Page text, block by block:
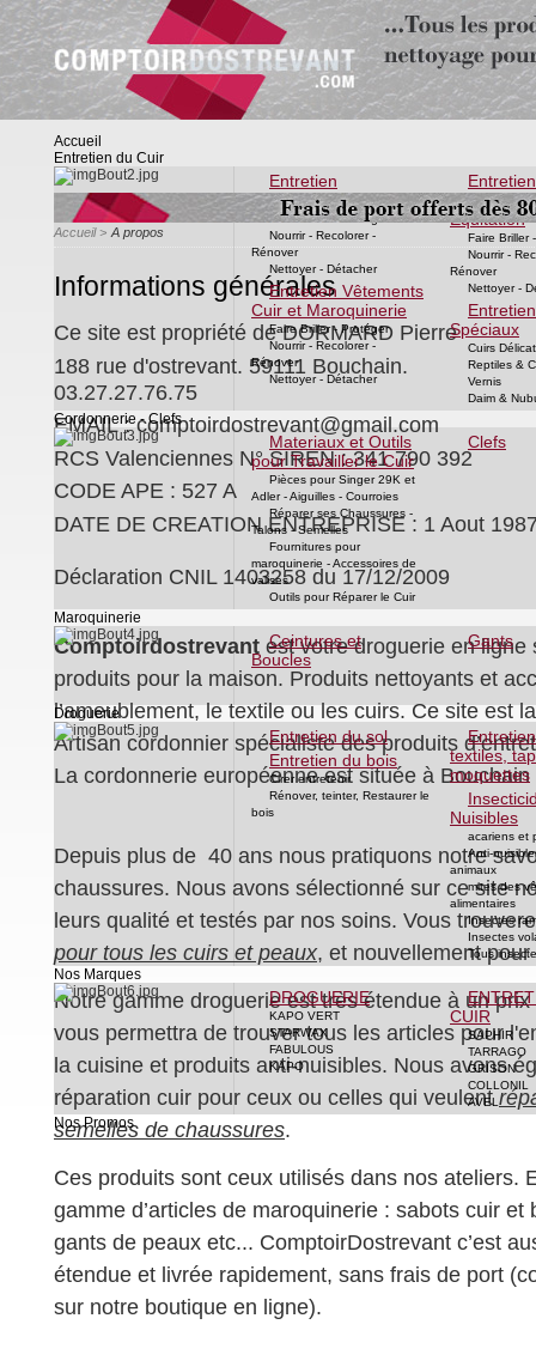
Accueil
Entretien du Cuir
Entretien
Chaussures
Faire Briller - Protéger
Nourrir - Recolorer -
Rénover
Nettoyer - Détacher
Entretien Vêtements
Cuir et Maroquinerie
Faire Briller - Protéger
Nourrir - Recolorer -
Rénover
Nettoyer - Détacher
Equitation
Faire Briller
Nourrir -
Rénover
Nettoyer -
Spéciaux
Cuirs
Reptiles &
Vernis
Daim &
Cordonnerie - Clefs
Materiaux et Outils
pour Travailler le Cuir
Pièces pour Singer 29K et
Adler - Aiguilles - Courroies
Réparer ses Chaussures -
Talons - Semelles
Fournitures pour
maroquinerie - Accessoires de
valises
Outils pour Réparer le Cuir
Clefs
Maroquinerie
Ceintures et
Boucles
Gants
Droguerie
Entretien du sol
Entretien du bois
Cirer entretenir
Rénover, teinter, Restaurer le
bois
textiles,
moquettes
Nuisibles
acariens et
Anti-
animaux
mites des
alimentaires
Insectes
Insectes
Tous
Nos Marques
DROGUERIE
KAPO VERT
STARWAX
FABULOUS
KAPO
CUIR
SAPHIR
TARRAGO
GRISON
COLLONIL
AVEL
Nos Promos
Accueil > A propos
Informations générales
Ce site est propriété de DORMARD Pierre
188 rue d'ostrevant. 59111 Bouchain.
03.27.27.76.75
EMAIL :comptoirdostrevant@gmail.com
RCS Valenciennes N° SIREN : 341 790 392
CODE APE : 527 A
DATE DE CREATION ENTREPRISE : 1 Aout
Déclaration CNIL 1403258 du 17/12/2009
Comptoirdostrevant est votre droguerie en
produits pour la maison. Produits nettoyants et
l’ameublement, le textile ou les cuirs. Ce site est
Artisan cordonnier spécialiste des produits
La cordonnerie européenne est située à
Depuis plus de 40 ans nous pratiquons notre
chaussures. Nous avons sélectionné sur ce site
leurs qualité et testés par nos soins. Vous
pour tous les cuirs et peaux, et nouvellement
Notre gamme droguerie est très étendue à un
vous permettra de trouver tous les articles pour
la cuisine et produits anti-nuisibles. Nous avons
réparation cuir pour ceux ou celles qui veulent
semelles de chaussures.
Ces produits sont ceux utilisés dans nos ateliers.
gamme d’articles de maroquinerie : sabots cuir
gants de peaux etc... ComptoirDostrevant c’est
étendue et livrée rapidement, sans frais de port
sur notre boutique en ligne).